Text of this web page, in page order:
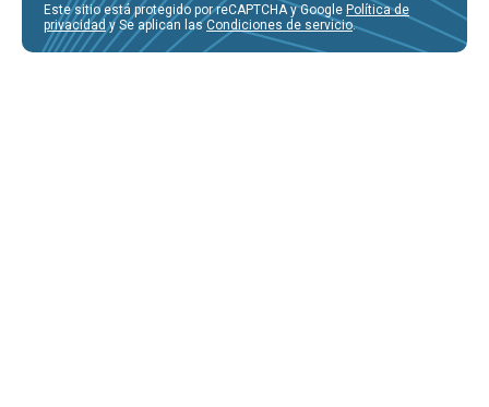
Este sitio está protegido por reCAPTCHA y Google Política de
privacidad y Se aplican lasCondiciones de servicio.